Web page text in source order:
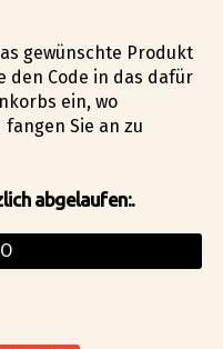
gewünschte Produkt
den Code in das dafür
ein, wo
Sie an zu
abgelaufen:.